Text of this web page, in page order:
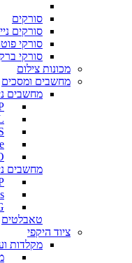
סורקים
סורקים
סורקי
סורקי
מכונות צילום
מחשבים ומסכים
מחשבים
מחשבים
טאבלטים
ציוד היקפי
מקלדות